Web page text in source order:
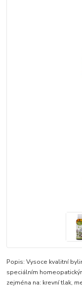
Popis: Vysoce kvalitní
speciálním
zejména na: krevní tlak,